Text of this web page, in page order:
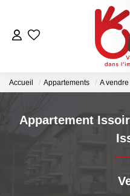
Nos
Accueil Appartements A vendre
Appartement